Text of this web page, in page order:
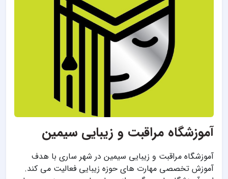
آموزشگاه مراقبت و زیبایی سیمین
آموزشگاه مراقبت و زیبایی سیمین در شهر ساری با هدف
آموزش تخصصی مهارت های حوزه زیبایی فعالیت می کند.